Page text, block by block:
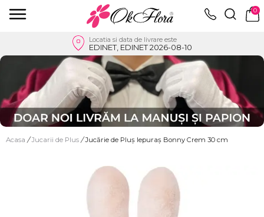
0
Locatia si data de livrare este
EDINET, EDINET 2026-08-10
Acasa / Jucarii de Plus / Jucărie de Pluș Iepuraș Bonny Crem 30 cm